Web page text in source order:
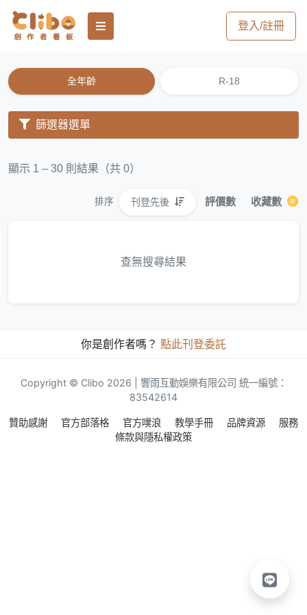
登入/註冊
全年齡 R-18
篩選器選單
顯示 1 – 30 則結果（共 0）
排序 刊登先後 評價數 收藏數
查無搜尋結果
你是創作者嗎？ 點此刊登委託
Copyright © Clibo 2026 | 響雨互動娛樂有限公司 統一編號：
83542614
贊助感謝 官方部落格 官方噗浪 教學手冊 品牌資源
服務
條款與隱私權政策